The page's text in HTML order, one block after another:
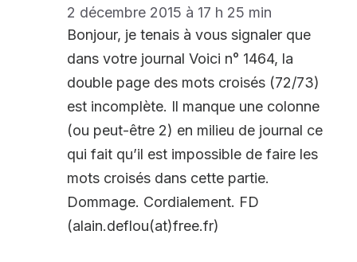
2 décembre 2015 à 17 h 25 min
Bonjour, je tenais à vous signaler que
dans votre journal Voici n° 1464, la
double page des mots croisés (72/73)
est incomplète. Il manque une colonne
(ou peut-être 2) en milieu de journal ce
qui fait qu’il est impossible de faire les
mots croisés dans cette partie.
Dommage. Cordialement. FD
(alain.deflou(at)free.fr)